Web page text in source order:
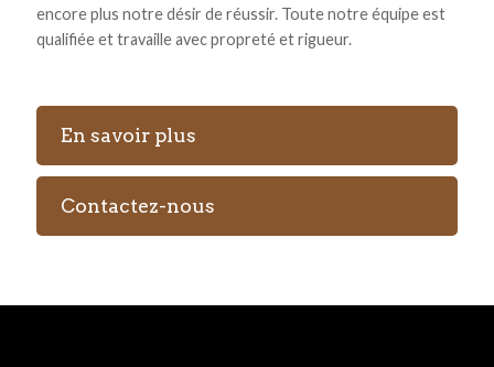
encore plus notre désir de réussir. Toute notre équipe est
qualifiée et travaille avec propreté et rigueur.
En savoir plus
Contactez-nous